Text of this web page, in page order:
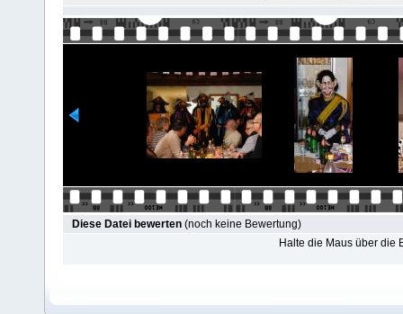
Diese Datei bewerten (noch keine Bewertung)
Halte die Maus über die